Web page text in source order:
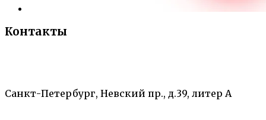
Контакты
Санкт-Петербург, Невский пр., д.39, литер А